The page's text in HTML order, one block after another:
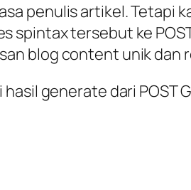
penulis artikel. Tetapi
tersebut ke POST
blog content unik dan
generate dari POST